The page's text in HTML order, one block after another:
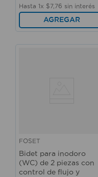
Hasta 1x $7, 76 sin interés
AGREGAR
FOSET
Bidet para inodoro
(WC) de 2 piezas con
control de flujo y